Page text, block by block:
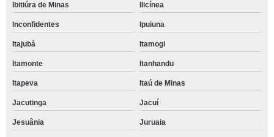
Ibitiúra de Minas Ilicínea
Inconfidentes Ipuiuna
Itajubá Itamogi
Itamonte Itanhandu
Itapeva Itaú de Minas
Jacutinga Jacuí
Jesuânia Juruaia